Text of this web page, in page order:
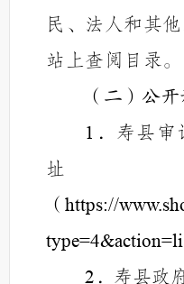
民、法人和其
站上查阅目录。
（二）公开
1 ．寿县
址
（ https://
2 ．寿县政